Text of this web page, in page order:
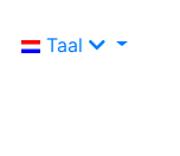
Taal